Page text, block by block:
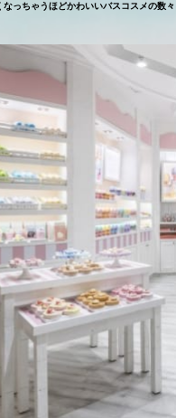
なっちゃうほどかわいいバスコスメの数